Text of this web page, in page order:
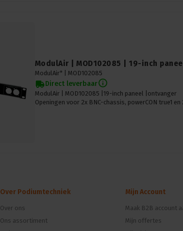
ModulAir | MOD102085 | 19-inch
ModulAir* | MOD102085
Direct leverbaar
ModulAir | MOD102085 |19-inch paneel |ontvanger
Openingen voor 2x BNC-chassis, powerCON true1
Over Podiumtechniek
Over ons
Ons assortiment
Mijn Account
Maak B2B account
Mijn offertes